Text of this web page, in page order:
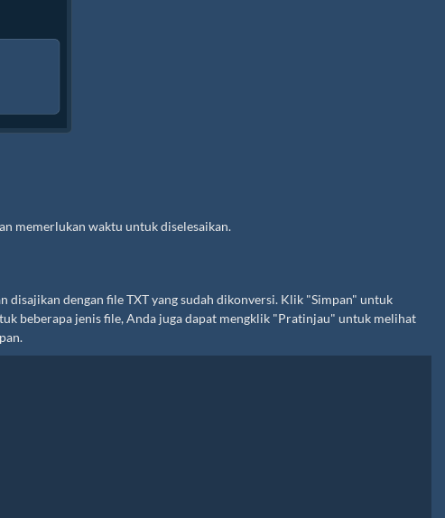
memerlukan waktu untuk diselesaikan.
disajikan dengan file TXT yang sudah dikonversi. Klik "Simpan" untuk
beberapa jenis file, Anda juga dapat mengklik "Pratinjau" untuk melihat